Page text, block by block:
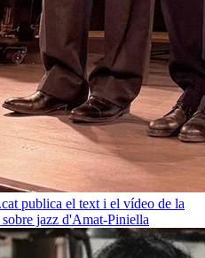
publica el text i el vídeo de la
jazz d'Amat-Piniella